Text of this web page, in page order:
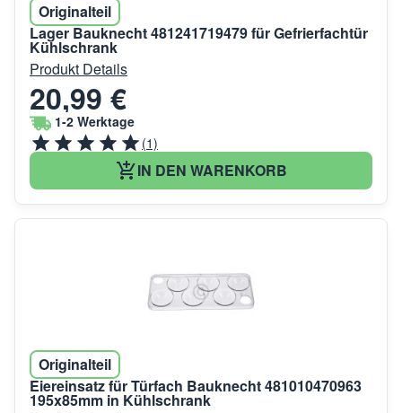
Originalteil
Lager Bauknecht 481241719479 für Gefrierfachtür
Kühlschrank
Produkt Details
20,99 €
1-2 Werktage
(1)
IN DEN WARENKORB
Originalteil
Eiereinsatz für Türfach Bauknecht 481010470963
195x85mm in Kühlschrank